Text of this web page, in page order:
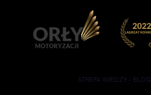
STREFA WIEDZY - BLOG